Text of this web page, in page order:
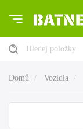
Hledej položky
Domů Vozidla